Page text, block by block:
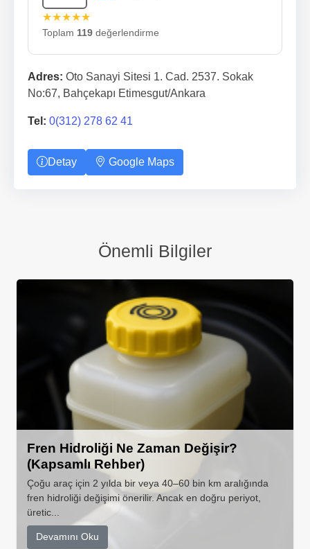
★★★★★
Toplam 119 değerlendirme
Adres: Oto Sanayi Sitesi 1. Cad. 2537. Sokak
No:67, Bahçekapı Etimesgut/Ankara
Tel: 0(312) 278 62 41
Detay Google Maps
Önemli Bilgiler
Fren Hidroliği Ne Zaman Değişir?
(Kapsamlı Rehber)
Çoğu araç için 2 yılda bir veya 40–60 bin km aralığında
fren hidroliği değişimi önerilir. Ancak en doğru periyot,
üretic...
Devamını Oku